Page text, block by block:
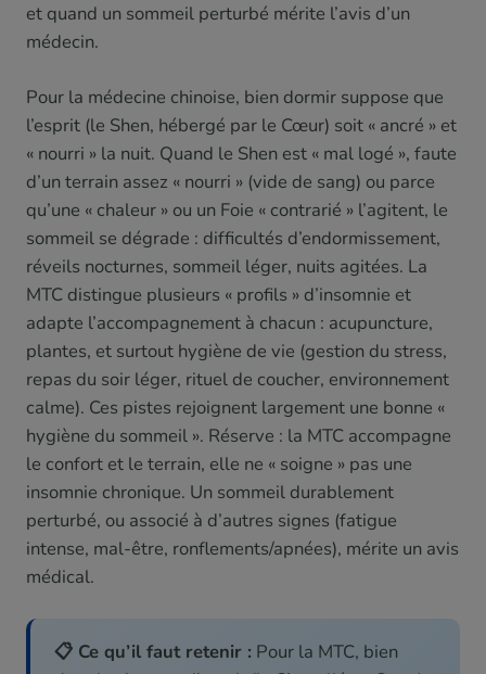
et quand un sommeil perturbé mérite l’avis d’un
médecin.
Pour la médecine chinoise, bien dormir suppose que
l’esprit (le Shen, hébergé par le Cœur) soit « ancré » et
« nourri » la nuit. Quand le Shen est « mal logé », faute
d’un terrain assez « nourri » (vide de sang) ou parce
qu’une « chaleur » ou un Foie « contrarié » l’agitent, le
sommeil se dégrade : difficultés d’endormissement,
réveils nocturnes, sommeil léger, nuits agitées. La
MTC distingue plusieurs « profils » d’insomnie et
adapte l’accompagnement à chacun : acupuncture,
plantes, et surtout hygiène de vie (gestion du stress,
repas du soir léger, rituel de coucher, environnement
calme). Ces pistes rejoignent largement une bonne «
hygiène du sommeil ». Réserve : la MTC accompagne
le confort et le terrain, elle ne « soigne » pas une
insomnie chronique. Un sommeil durablement
perturbé, ou associé à d’autres signes (fatigue
intense, mal-être, ronflements/apnées), mérite un avis
médical.
📋 Ce qu’il faut retenir : Pour la MTC, bien